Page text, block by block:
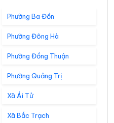
Phường Ba Đồn
Phường Đông Hà
Phường Đồng Thuận
Phường Quảng Trị
Xã Ái Tử
Xã Bắc Trạch